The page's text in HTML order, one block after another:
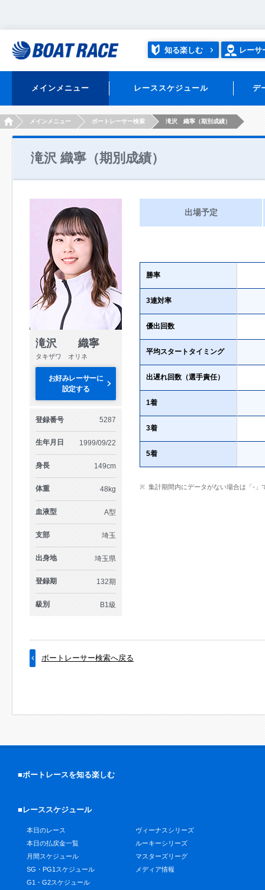
知る楽しむ レーサ
メインメニュー レーススケジュール デ
HOMEメインメニュー ボートレーサー検索 滝沢 織寧（期別成績）
滝沢 織寧（期別成績）
滝沢 織寧
タキザワ オリネ
お好みレーサーに
設定する
登録番号 5287
生年月日 1999/09/22
身長 149cm
体重 48kg
血液型 A型
支部 埼玉
出身地 埼玉県
登録期 132期
級別 B1級
出場予定
勝率
3連対率
優出回数
平均スタートタイミング
出遅れ回数（選手責任）
1着
3着
5着
集計期間内にデータがない場合は「-」
ボートレーサー検索へ戻る
■ボートレースを知る楽しむ
■レーススケジュール
本日のレース
本日の払戻金一覧
月間スケジュール
SG・PG1スケジュール
G1・G2スケジュール
ヴィーナスシリーズ
ルーキーシリーズ
マスターズリーグ
メディア情報